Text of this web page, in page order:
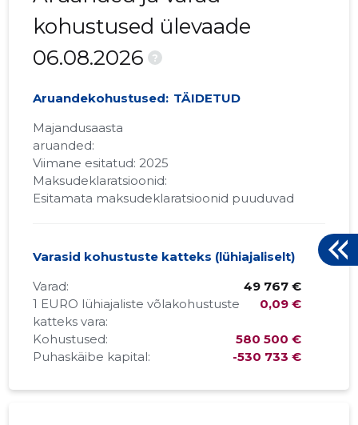
kohustused ülevaade
06.08.2026
?
Aruandekohustused: TÄIDETUD
Majandusaasta
aruanded:
Viimane esitatud: 2025
Maksudeklaratsioonid:
Esitamata maksudeklaratsioonid puuduvad
Varasid kohustuste katteks (lühiajaliselt)
Varad:
49 767 €
1 EURO lühiajaliste võlakohustuste
katteks vara:
0,09 €
Kohustused:
580 500 €
Puhaskäibe kapital:
-530 733 €